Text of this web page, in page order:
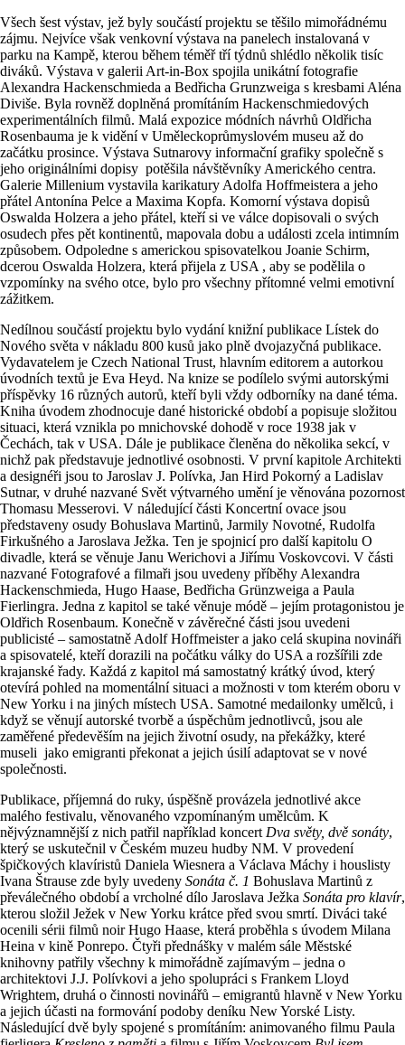
Všech šest výstav, jež byly součástí projektu se těšilo mimořádnému
zájmu. Nejvíce však venkovní výstava na panelech instalovaná v
parku na Kampě, kterou během téměř tří týdnů shlédlo několik tisíc
diváků. Výstava v galerii Art-in-Box spojila unikátní fotografie
Alexandra Hackenschmieda a Bedřicha Grunzweiga s kresbami Aléna
Diviše. Byla rovněž doplněná promítáním Hackenschmiedových
experimentálních filmů. Malá expozice módních návrhů Oldřicha
Rosenbauma je k vidění v Uměleckoprůmyslovém museu až do
začátku prosince. Výstava Sutnarovy informační grafiky společně s
jeho originálními dopisy potěšila návštěvníky Amerického centra.
Galerie Millenium vystavila karikatury Adolfa Hoffmeistera a jeho
přátel Antonína Pelce a Maxima Kopfa. Komorní výstava dopisů
Oswalda Holzera a jeho přátel, kteří si ve válce dopisovali o svých
osudech přes pět kontinentů, mapovala dobu a události zcela intimním
způsobem. Odpoledne s americkou spisovatelkou Joanie Schirm,
dcerou Oswalda Holzera, která přijela z USA , aby se podělila o
vzpomínky na svého otce, bylo pro všechny přítomné velmi emotivní
zážitkem.
Nedílnou součástí projektu bylo vydání knižní publikace Lístek do
Nového světa v nákladu 800 kusů jako plně dvojazyčná publikace.
Vydavatelem je Czech National Trust, hlavním editorem a autorkou
úvodních textů je Eva Heyd. Na knize se podílelo svými autorskými
příspěvky 16 různých autorů, kteří byli vždy odborníky na dané téma.
Kniha úvodem zhodnocuje dané historické období a popisuje složitou
situaci, která vznikla po mnichovské dohodě v roce 1938 jak v
Čechách, tak v USA. Dále je publikace členěna do několika sekcí, v
nichž pak představuje jednotlivé osobnosti. V první kapitole Architekti
a designéři jsou to Jaroslav J. Polívka, Jan Hird Pokorný a Ladislav
Sutnar, v druhé nazvané Svět výtvarného umění je věnována pozornost
Thomasu Messerovi. V náledující části Koncertní ovace jsou
představeny osudy Bohuslava Martinů, Jarmily Novotné, Rudolfa
Firkušného a Jaroslava Ježka. Ten je spojnicí pro další kapitolu O
divadle, která se věnuje Janu Werichovi a Jiřímu Voskovcovi. V části
nazvané Fotografové a filmaři jsou uvedeny příběhy Alexandra
Hackenschmieda, Hugo Haase, Bedřicha Grünzweiga a Paula
Fierlingra. Jedna z kapitol se také věnuje módě – jejím protagonistou je
Oldřich Rosenbaum. Konečně v závěrečné části jsou uvedeni
publicisté – samostatně Adolf Hoffmeister a jako celá skupina novináři
a spisovatelé, kteří dorazili na počátku války do USA a rozšířili zde
krajanské řady. Každá z kapitol má samostatný krátký úvod, který
otevírá pohled na momentální situaci a možnosti v tom kterém oboru v
New Yorku i na jiných místech USA. Samotné medailonky umělců, i
když se věnují autorské tvorbě a úspěchům jednotlivců, jsou ale
zaměřené předevěším na jejich životní osudy, na překážky, které
museli jako emigranti překonat a jejich úsilí adaptovat se v nové
společnosti.
Publikace, příjemná do ruky, úspěšně provázela jednotlivé akce
malého festivalu, věnovaného vzpomínaným umělcům. K
nějvýznamnější z nich patřil například koncert Dva světy, dvě sonáty,
který se uskutečnil v Českém muzeu hudby NM. V provedení
špičkových klavíristů Daniela Wiesnera a Václava Máchy i houslisty
Ivana Štrause zde byly uvedeny Sonáta č. 1 Bohuslava Martinů z
převálečného období a vrcholné dílo Jaroslava Ježka Sonáta pro klavír,
kterou složil Ježek v New Yorku krátce před svou smrtí. Diváci také
ocenili sérii filmů noir Hugo Haase, která proběhla s úvodem Milana
Heina v kině Ponrepo. Čtyři přednášky v malém sále Městské
knihovny patřily všechny k mimořádně zajímavým – jedna o
architektovi J.J. Polívkovi a jeho spolupráci s Frankem Lloyd
Wrightem, druhá o činnosti novinářů – emigrantů hlavně v New Yorku
a jejich účasti na formování podoby deníku New Yorské Listy.
Následující dvě byly spojené s promítáním: animovaného filmu Paula